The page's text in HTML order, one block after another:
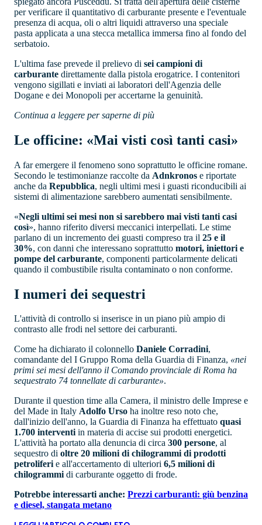
per verificare il quantitativo di carburante presente e l'eventuale
presenza di acqua, oli o altri liquidi attraverso una speciale
pasta applicata a una stecca metallica immersa fino al fondo del
serbatoio.
L'ultima fase prevede il prelievo di sei campioni di
carburante direttamente dalla pistola erogatrice. I contenitori
vengono sigillati e inviati ai laboratori dell'Agenzia delle
Dogane e dei Monopoli per accertarne la genuinità.
Continua a leggere per saperne di più
Le officine: «Mai visti così tanti casi»
A far emergere il fenomeno sono soprattutto le officine romane.
Secondo le testimonianze raccolte da Adnkronos e riportate
anche da Repubblica, negli ultimi mesi i guasti riconducibili ai
sistemi di alimentazione sarebbero aumentati sensibilmente.
«Negli ultimi sei mesi non si sarebbero mai visti tanti casi
così», hanno riferito diversi meccanici interpellati. Le stime
parlano di un incremento dei guasti compreso tra il 25 e il
30%, con danni che interessano soprattutto motori, iniettori e
pompe del carburante, componenti particolarmente delicati
quando il combustibile risulta contaminato o non conforme.
I numeri dei sequestri
L'attività di controllo si inserisce in un piano più ampio di
contrasto alle frodi nel settore dei carburanti.
Come ha dichiarato il colonnello Daniele Corradini,
comandante del I Gruppo Roma della Guardia di Finanza, «nei
primi sei mesi dell'anno il Comando provinciale di Roma ha
sequestrato 74 tonnellate di carburante».
Durante il question time alla Camera, il ministro delle Imprese e
del Made in Italy Adolfo Urso ha inoltre reso noto che,
dall'inizio dell'anno, la Guardia di Finanza ha effettuato quasi
1.700 interventiin materia di accise sui prodotti energetici.
L'attività ha portato alla denuncia di circa 300 persone, al
sequestro di oltre 20 milioni di chilogrammi di prodotti
petroliferie all'accertamento di ulteriori 6,5 milioni di
chilogrammidi carburante oggetto di frode.
Potrebbe interessarti anche: Prezzi carburanti: giù benzina
e diesel, stangata metano